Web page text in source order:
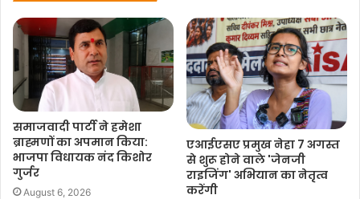
समाजवादी पार्टी ने हमेशा
ब्राह्मणों का अपमान किया:
भाजपा विधायक नंद किशोर
गुर्जर
August 6, 2026
एआईएसए प्रमुख नेहा 7 अगस्त
से शुरू होने वाले 'जेनजी
राइजिंग' अभियान का नेतृत्व
करेंगी